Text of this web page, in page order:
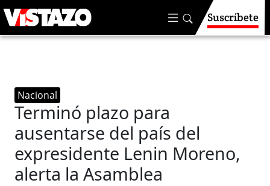
Suscríbete
Nacional
Terminó plazo para
ausentarse del país del
expresidente Lenin Moreno,
alerta la Asamblea